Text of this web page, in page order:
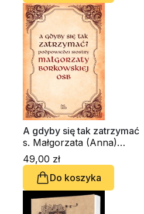
A gdyby się tak zatrzymać
s. Małgorzata (Anna)
Borkowska OSB
49,00 zł
Do koszyka